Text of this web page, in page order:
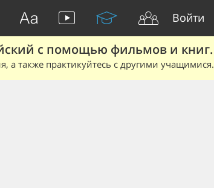
Войти
с помощью фильмов и книг.
а также практикуйтесь с другими учащимися.